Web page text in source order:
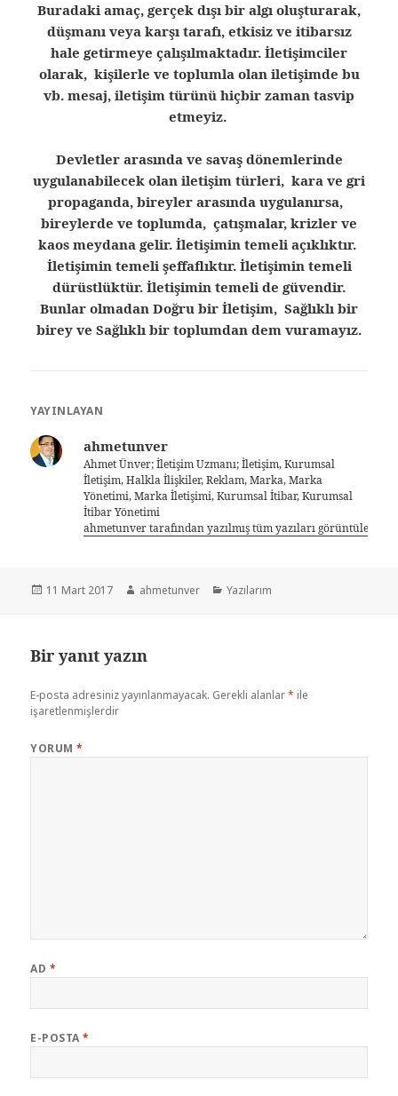
Buradaki amaç, gerçek dışı bir algı oluşturarak,
düşmanı veya karşı tarafı, etkisiz ve itibarsız
hale getirmeye çalışılmaktadır. İletişimciler
olarak, kişilerle ve toplumla olan iletişimde bu
vb. mesaj, iletişim türünü hiçbir zaman tasvip
etmeyiz.
Devletler arasında ve savaş dönemlerinde
uygulanabilecek olan iletişim türleri, kara ve gri
propaganda, bireyler arasında uygulanırsa,
bireylerde ve toplumda, çatışmalar, krizler ve
kaos meydana gelir. İletişimin temeli açıklıktır.
İletişimin temeli şeffaflıktır. İletişimin temeli
dürüstlüktür. İletişimin temeli de güvendir.
Bunlar olmadan Doğru bir İletişim, Sağlıklı bir
birey ve Sağlıklı bir toplumdan dem vuramayız.
YAYINLAYAN
ahmetunver
Ahmet Ünver; İletişim Uzmanı; İletişim, Kurumsal
İletişim, Halkla İlişkiler, Reklam, Marka, Marka
Yönetimi, Marka İletişimi, Kurumsal İtibar, Kurumsal
İtibar Yönetimi
ahmetunver tarafından yazılmış tüm yazıları görüntüle
11 Mart 2017 ahmetunver Yazılarım
Bir yanıt yazın
E-posta adresiniz yayınlanmayacak. Gerekli alanlar* ile
işaretlenmişlerdir
YORUM*
AD *
E-POSTA*